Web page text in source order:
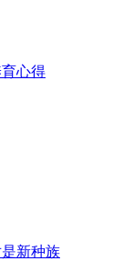
心得
新种族